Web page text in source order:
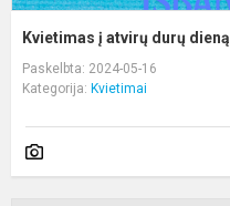
Kvietimas į atvirų durų dieną
Paskelbta: 2024-05-16
Kategorija: Kvietimai